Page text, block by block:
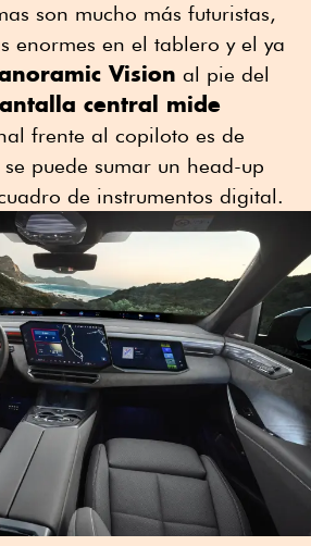
son mucho más futuristas,
enormes en el tablero y el ya
Vision al pie del
central mide
frente al copiloto es de
puede sumar un head-up
de instrumentos digital.